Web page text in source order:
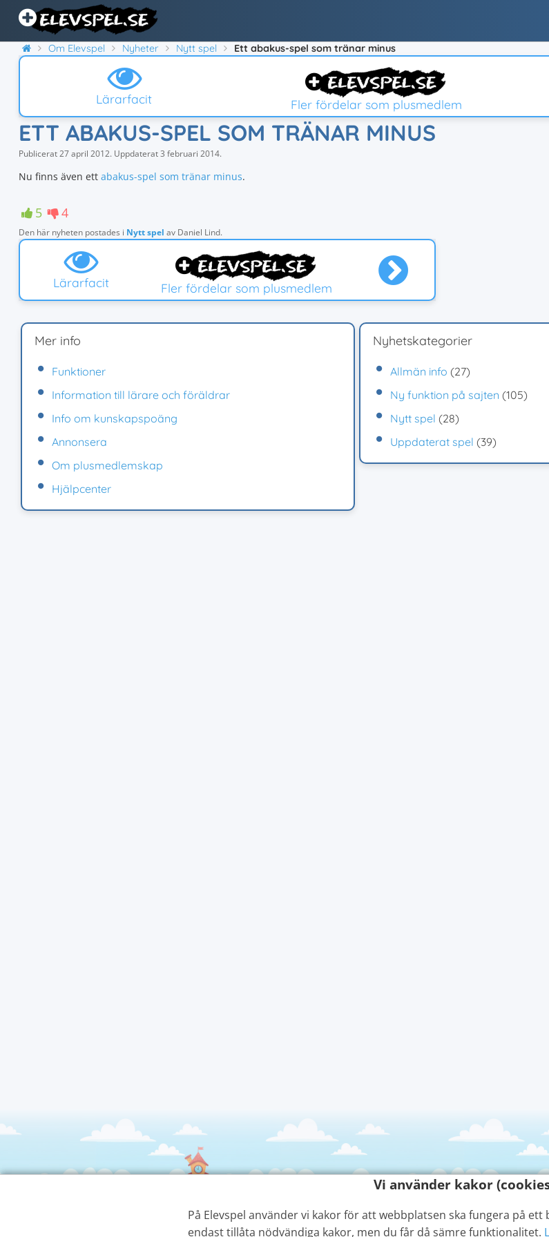
Om Elevspel Nyheter Nytt spel Ett abakus-spel som tränar minus
Lärarfacit Fler fördelar som plusmedlem
ETT ABAKUS-SPEL SOM TRÄNAR MINUS
Publicerat27 april 2012. Uppdaterat3 februari 2014.
Nu finns även ett abakus-spel som tränar minus.
5 4
Den här nyheten postades i Nytt spel av Daniel Lind.
Lärarfacit Fler fördelar som plusmedlem
Mer info
Funktioner
Information till lärare och föräldrar
Info om kunskapspoäng
Annonsera
Om plusmedlemskap
Hjälpcenter
Nyhetskategorier
Allmän info (27)
Ny funktion på sajten (105)
Nytt spel (28)
Uppdaterat spel (39)
Vi använder kakor
På Elevspel använder vi kakor för att webbplatsen ska fungera på
endast tillåta nödvändiga kakor, men du får då sämre funktionalitet.